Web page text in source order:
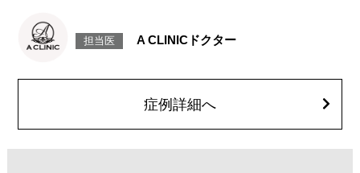
感などが術後一時的に生じることがございます。また、稀に貧血、細菌感
染症、左右差、施術箇所の知覚鈍麻、ぼこつき、硬結、瘢痕化、色素沈
顔の脂肪吸引箇所の追加 1ヶ所ごと+162,800円(税込)
オプション：笑気麻酔 3,300円(税込)
入する施術です。あご先にボリュームを加えることで、輪郭にメリハリを
担当医 A CLINICドクター
症例詳細へ